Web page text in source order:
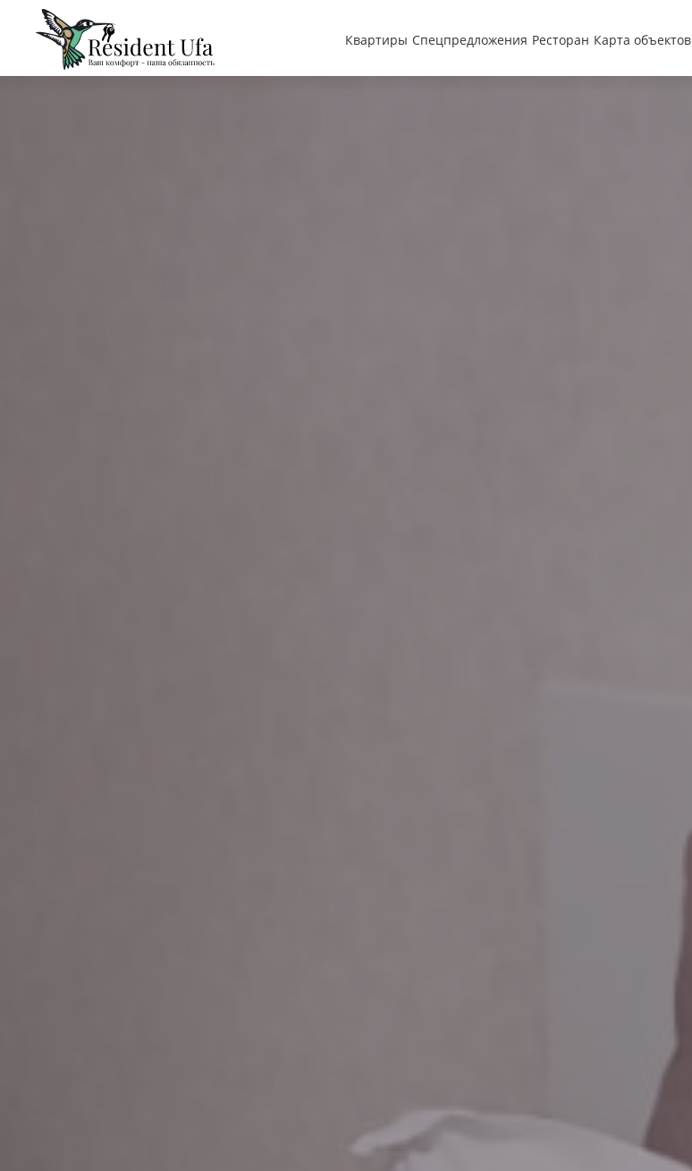
Квартиры Спецпредложения Ресторан Карта объектов